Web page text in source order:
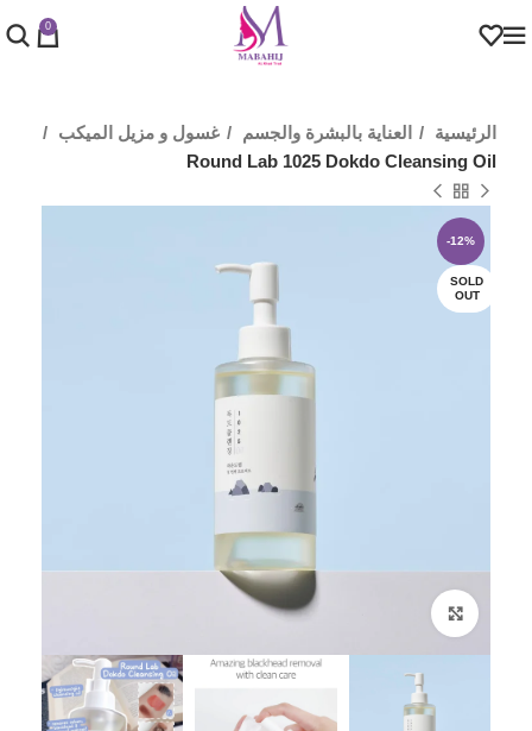
0
الرئيسية العناية بالبشرة والجسم
غسول و مزيل الميكب
Round Lab 1025 Dokdo Cleansing Oil
-12%
SOLD
OUT
Click to enlarge